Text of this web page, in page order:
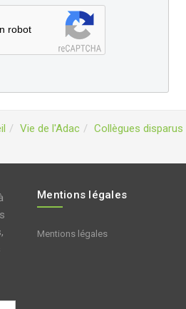
robot
Vie de l'Adac
Collègues disparus
Mentions légales
Mentions légales